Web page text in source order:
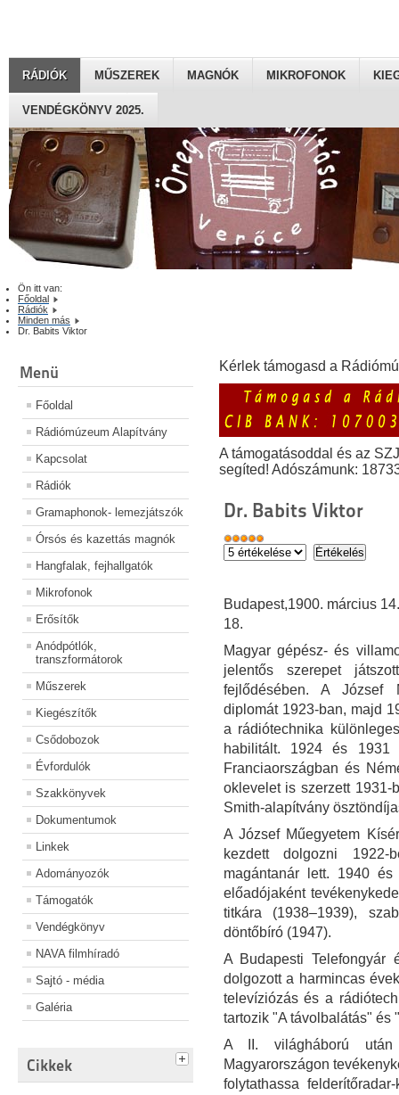
RÁDIÓK MŰSZEREK MAGNÓK MIKROFONOK
VENDÉGKÖNYV 2025.
Ön itt van:
Főoldal
Rádiók
Minden más
Dr. Babits Viktor
Menü
Főoldal
Rádiómúzeum Alapítvány
Kapcsolat
Rádiók
Gramaphonok- lemezjátszók
Órsós és kazettás magnók
Hangfalak, fejhallgatók
Mikrofonok
Erősítők
Anódpótlók,
transzformátorok
Műszerek
Kiegészítők
Csődobozok
Évfordulók
Szakkönyvek
Dokumentumok
Linkek
Adományozók
Támogatók
Vendégkönyv
NAVA filmhíradó
Sajtó - média
Galéria
Cikkek
Kérlek támogasd a
A támogatásoddal és az
segíted! Adószámunk:
Dr. Babits Viktor
Budapest,1900. március
18.
Magyar gépész- és
jelentős szerepet
fejlődésében. A József
diplomát 1923-ban, majd
a rádiótechnika
habilitált. 1924 és 1931
Franciaországban és
oklevelet is szerzett 1931-
Smith-alapítvány
A József Műegyetem
kezdett dolgozni
magántanár lett. 1940
előadójaként
titkára (1938–1939),
döntőbíró (1947).
A Budapesti Telefongyár
dolgozott a harmincas
televíziózás és a
tartozik "A távolbalátás" és
A II. világháború
Magyarországon
folytathassa